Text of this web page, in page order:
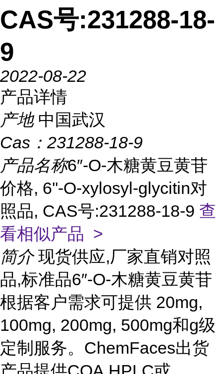
CAS号:231288-18-
9
2022-08-22
产品详情
产地 中国武汉
Cas： 231288-18-9
产品名称6″-O-木糖黄豆黄苷
价格, 6''-O-xylosyl-glycitin对
照品, CAS号:231288-18-9 查
看相似产品 >
简介 现货供应,厂家直销对照
品,标准品6″-O-木糖黄豆黄苷
根据客户需求可提供 20mg,
100mg, 200mg, 500mg和g级
定制服务。ChemFaces出货